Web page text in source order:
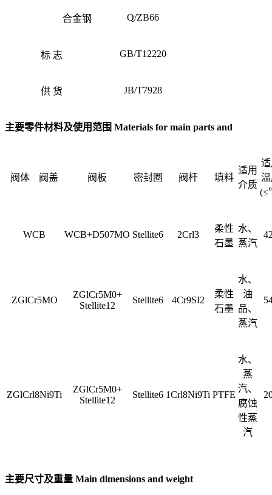
合金钢 Q/ZB66
标 志 GB/T12220
供 货 JB/T7928
主要零件材料及使用范围 Materials for main parts and
阀体 阀盖 阀板 密封圈 阀杆 填料
适用
介质
WCB WCB+D507MO Stellite6 2Crl3
柔性
石墨
水、
蒸汽
ZGlCr5MO
ZGlCr5M0+
Stellite12
Stellite6 4Cr9SI2
柔性
石墨
水、
油
品、
蒸汽
ZGlCrl8Ni9Ti
ZGlCr5M0+
Stellite12
Stellite6 1Crl8Ni9Ti PTFE
水、
蒸
汽、
腐蚀
性蒸
汽
主要尺寸及重量 Main dimensions and weight